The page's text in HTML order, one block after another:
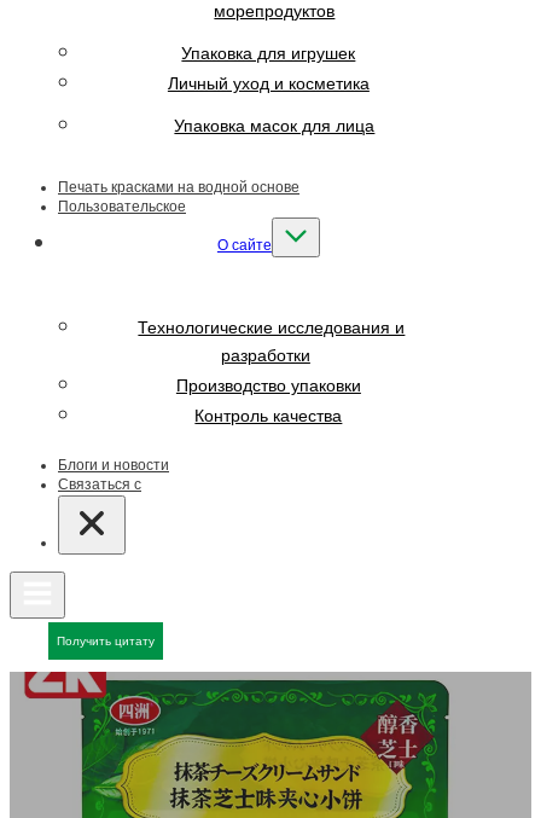
морепродуктов
Упаковка для игрушек
Личный уход и косметика
Упаковка масок для лица
Печать красками на водной основе
Пользовательское
О сайте
Технологические исследования и
разработки
Производство упаковки
Контроль качества
Блоги и новости
Связаться с
Получить цитату